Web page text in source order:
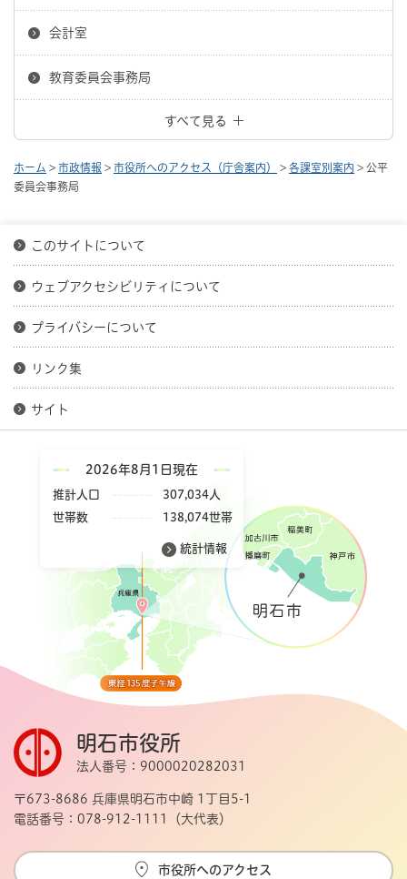
会計室
教育委員会事務局
すべて見る
ホーム > 市政情報 > 市役所へのアクセス（庁舎案内） > 各課室別案内 > 公平
委員会事務局
このサイトについて
ウェブアクセシビリティについて
プライバシーについて
リンク集
サイト
2026年8月1日現在
推計人口
307,034人
世帯数
138,074世帯
統計情報
明石市役所
法人番号：9000020282031
〒673-8686 兵庫県明石市中崎 1丁目5-1
電話番号：078-912-1111（大代表）
市役所へのアクセス